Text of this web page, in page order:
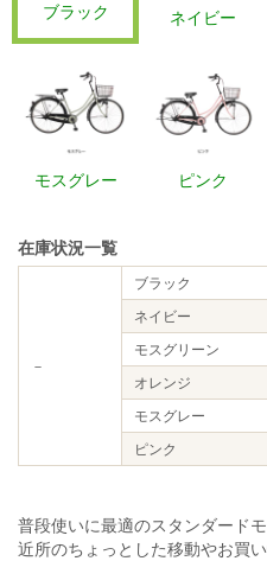
ブラック ネイビー
モスグレー ピンク
在庫状況一覧
－
ブラック
ネイビー
モスグリーン
オレンジ
モスグレー
ピンク
普段使いに最適のスタンダード
近所のちょっとした移動やお買